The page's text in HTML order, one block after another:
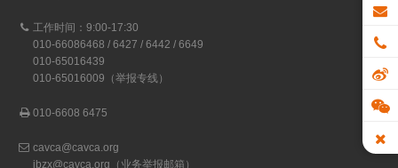
工作时间：9:00-17:30
010-66086468 / 6427 / 6442 / 6649
010-65016439
010-65016009（举报专线）
010-6608 6475
cavca@cavca.org
jbzx@cavca.org （业务举报邮箱）